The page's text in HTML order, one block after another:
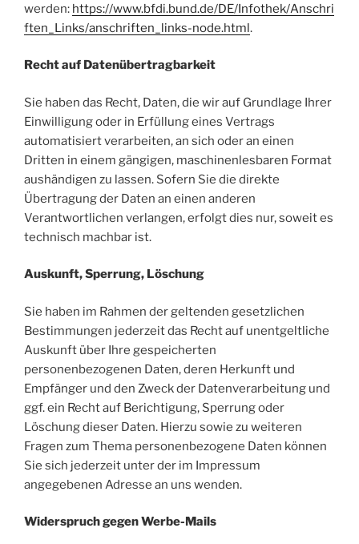
werden: https://www.bfdi.bund.de/DE/Infothek/Anschri
ften_Links/anschriften_links-node.html.
Recht auf Datenübertragbarkeit
Sie haben das Recht, Daten, die wir auf Grundlage Ihrer
Einwilligung oder in Erfüllung eines Vertrags
automatisiert verarbeiten, an sich oder an einen
Dritten in einem gängigen, maschinenlesbaren Format
aushändigen zu lassen. Sofern Sie die direkte
Übertragung der Daten an einen anderen
Verantwortlichen verlangen, erfolgt dies nur, soweit es
technisch machbar ist.
Auskunft, Sperrung, Löschung
Sie haben im Rahmen der geltenden gesetzlichen
Bestimmungen jederzeit das Recht auf unentgeltliche
Auskunft über Ihre gespeicherten
personenbezogenen Daten, deren Herkunft und
Empfänger und den Zweck der Datenverarbeitung und
ggf. ein Recht auf Berichtigung, Sperrung oder
Löschung dieser Daten. Hierzu sowie zu weiteren
Fragen zum Thema personenbezogene Daten können
Sie sich jederzeit unter der im Impressum
angegebenen Adresse an uns wenden.
Widerspruch gegen Werbe-Mails